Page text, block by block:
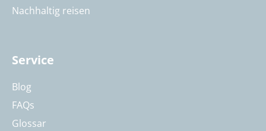
Nachhaltig reisen
Service
Blog
FAQs
Glossar